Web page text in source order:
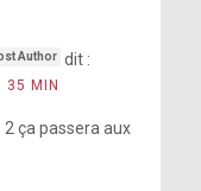
dit :
35 MIN
2 ça passera aux